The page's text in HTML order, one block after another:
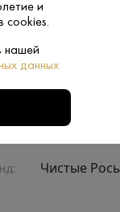
ЛВЗ
40%
Чистые
и
cookies.
нашей
данных